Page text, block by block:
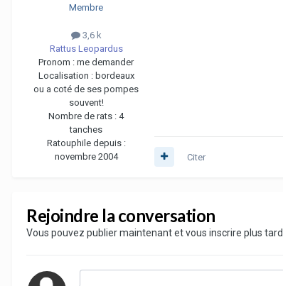
Membre
3,6 k
Rattus Leopardus
Pronom : me demander
Localisation : bordeaux
ou a coté de ses pompes
souvent!
Nombre de rats : 4
tanches
Ratouphile depuis :
novembre 2004
Citer
Rejoindre la conversation
Vous pouvez publier maintenant et vous inscrire plus